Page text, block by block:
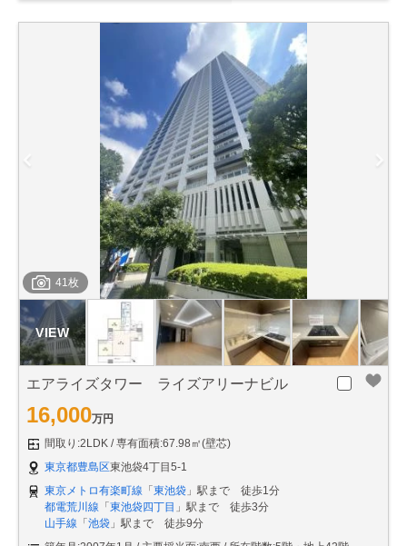
41枚
エアライズタワー ライズアリーナビル
16,000万円
間取り:2LDK
専有面積:67.98㎡(壁芯)
東京都豊島区東池袋4丁目5-1
東京メトロ有楽町線 「 東池袋 」駅まで 徒歩1分
都電荒川線 「 東池袋四丁目 」駅まで 徒歩3分
山手線 「 池袋 」駅まで 徒歩9分